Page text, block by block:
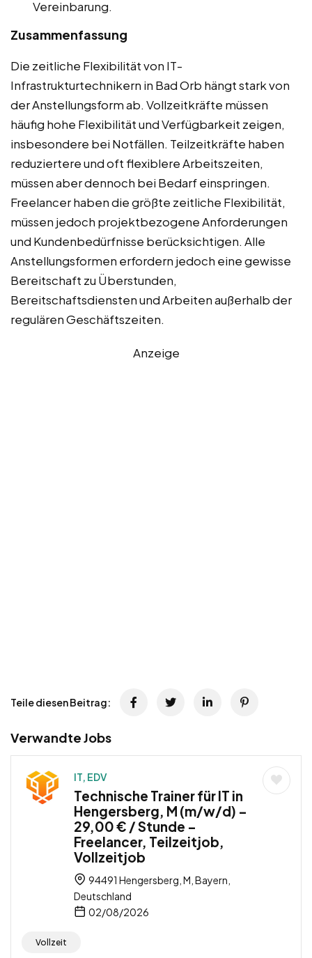
Vereinbarung.
Zusammenfassung
Die zeitliche Flexibilität von IT-
Infrastrukturtechnikern in Bad Orb hängt stark von
der Anstellungsform ab. Vollzeitkräfte müssen
häufig hohe Flexibilität und Verfügbarkeit zeigen,
insbesondere bei Notfällen. Teilzeitkräfte haben
reduziertere und oft flexiblere Arbeitszeiten,
müssen aber dennoch bei Bedarf einspringen.
Freelancer haben die größte zeitliche Flexibilität,
müssen jedoch projektbezogene Anforderungen
und Kundenbedürfnisse berücksichtigen. Alle
Anstellungsformen erfordern jedoch eine gewisse
Bereitschaft zu Überstunden,
Bereitschaftsdiensten und Arbeiten außerhalb der
regulären Geschäftszeiten.
Anzeige
Teile diesen Beitrag:
Verwandte Jobs
IT, EDV
Technische Trainer für IT in
Hengersberg, M (m/w/d) –
29,00 € / Stunde –
Freelancer, Teilzeitjob,
Vollzeitjob
94491 Hengersberg, M, Bayern,
Deutschland
02/08/2026
Vollzeit